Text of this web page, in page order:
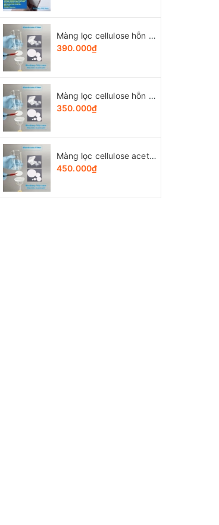
Màng lọc cellulose hỗn hợp (MCE) đk 13-50mm/0.45µm, 4x25 chiếc/hộp, hãng Biosharp
390.000₫
Màng lọc cellulose hỗn hợp (MCE) đk 13-50mm/0.22µm, 4x25 chiếc/hộp, hãng Biosharp
350.000₫
Màng lọc cellulose acetate (CA) đk 13-50mm/0.45µm, 4x25 chiếc/hộp, hãng Biosharp
450.000₫